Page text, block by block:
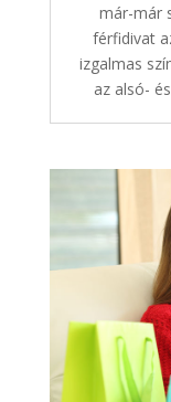
már-már
férfidivat
izgalmas
az alsó-